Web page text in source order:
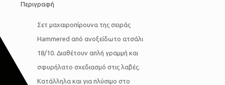
Περιγραφή
Σετ μαχαιροπίρουνα της σειράς
Hammered από ανοξείδωτο ατσάλι
18/10. Διαθέτουν απλή γραμμή και
σφυρήλατο σχεδιασμό στις λαβές.
Κατάλληλα και για πλύσιμο στο